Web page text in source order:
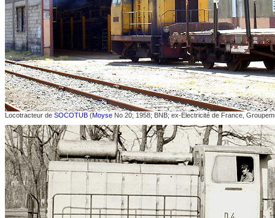
Locotracteur de SOCOTUB (Moyse No 20; 1958; BNB; ex-Electricité de France,